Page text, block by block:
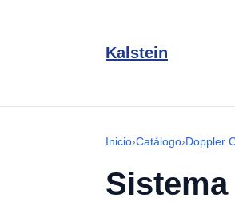
Kalstein
Inicio›Catálogo›Doppler